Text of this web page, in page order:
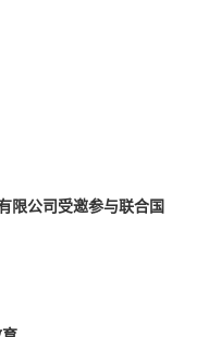
限公司受邀参与联合国